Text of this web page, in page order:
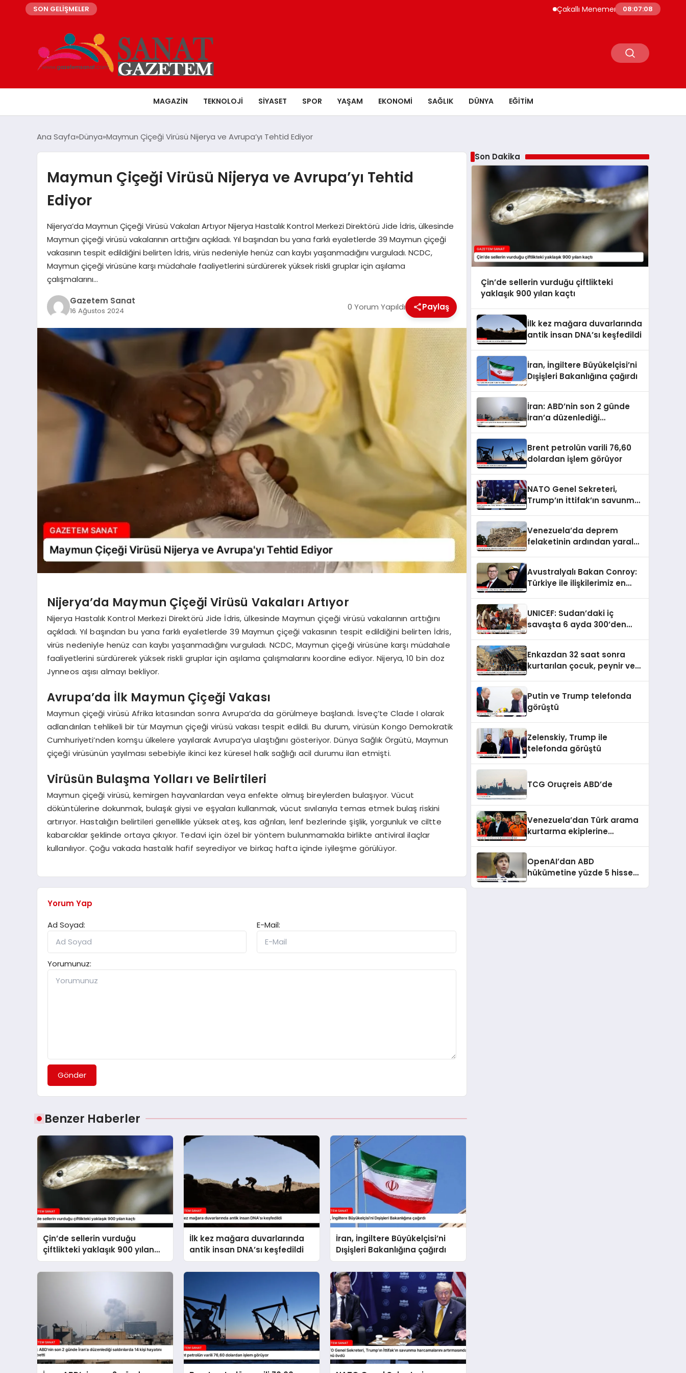
SON GELİŞMELER Çakallı Menemeni Neden Meşhur?
08:07:09
MAGAZIN TEKNOLOJI SIYASET SPOR YAŞAM EKONOMI SAĞLIK DÜNYA EĞITIM
Ana Sayfa Dünya Maymun Çiçeği Virüsü Nijerya ve Avrupa’yı Tehtid Ediyor
Maymun Çiçeği Virüsü Nijerya ve Avrupa’yı Tehtid
Ediyor
Nijerya’da Maymun Çiçeği Virüsü Vakaları Artıyor Nijerya Hastalık Kontrol Merkezi Direktörü Jide İdris, ülkesinde
Maymun çiçeği virüsü vakalarının arttığını açıkladı. Yıl başından bu yana farklı eyaletlerde 39 Maymun çiçeği
vakasının tespit edildiğini belirten İdris, virüs nedeniyle henüz can kaybı yaşanmadığını vurguladı. NCDC,
Maymun çiçeği virüsüne karşı müdahale faaliyetlerini sürdürerek yüksek riskli gruplar için aşılama
çalışmalarını…
Gazetem Sanat
16 Ağustos 2024 0 Yorum Yapıldı Paylaş
Nijerya’da Maymun Çiçeği Virüsü Vakaları Artıyor
Nijerya Hastalık Kontrol Merkezi Direktörü Jide İdris, ülkesinde Maymun çiçeği virüsü vakalarının arttığını
açıkladı. Yıl başından bu yana farklı eyaletlerde 39 Maymun çiçeği vakasının tespit edildiğini belirten İdris,
virüs nedeniyle henüz can kaybı yaşanmadığını vurguladı. NCDC, Maymun çiçeği virüsüne karşı müdahale
faaliyetlerini sürdürerek yüksek riskli gruplar için aşılama çalışmalarını koordine ediyor. Nijerya, 10 bin doz
Jynneos aşısı almayı bekliyor.
Avrupa’da İlk Maymun Çiçeği Vakası
Maymun çiçeği virüsü Afrika kıtasından sonra Avrupa’da da görülmeye başlandı. İsveç’te Clade I olarak
adlandırılan tehlikeli bir tür Maymun çiçeği virüsü vakası tespit edildi. Bu durum, virüsün Kongo Demokratik
Cumhuriyeti’nden komşu ülkelere yayılarak Avrupa’ya ulaştığını gösteriyor. Dünya Sağlık Örgütü, Maymun
çiçeği virüsünün yayılması sebebiyle ikinci kez küresel halk sağlığı acil durumu ilan etmişti.
Virüsün Bulaşma Yolları ve Belirtileri
Maymun çiçeği virüsü, kemirgen hayvanlardan veya enfekte olmuş bireylerden bulaşıyor. Vücut
döküntülerine dokunmak, bulaşık giysi ve eşyaları kullanmak, vücut sıvılarıyla temas etmek bulaş riskini
artırıyor. Hastalığın belirtileri genellikle yüksek ateş, kas ağrıları, lenf bezlerinde şişlik, yorgunluk ve ciltte
kabarcıklar şeklinde ortaya çıkıyor. Tedavi için özel bir yöntem bulunmamakla birlikte antiviral ilaçlar
kullanılıyor. Çoğu vakada hastalık hafif seyrediyor ve birkaç hafta içinde iyileşme görülüyor.
Yorum Yap
Ad Soyad:
E-Mail:
Yorumunuz:
Gönder
Benzer Haberler
Çin’de sellerin vurduğu
çiftlikteki yaklaşık 900 yılan
kaçtı
İlk kez mağara duvarlarında
antik insan DNA’sı keşfedildi
İran, İngiltere Büyükelçisi’ni
Dışişleri Bakanlığına çağırdı
Son Dakika
Çin’de sellerin vurduğu çiftlikteki
yaklaşık 900 yılan kaçtı
İlk kez mağara duvarlarında
antik insan DNA’sı keşfedildi
İran, İngiltere Büyükelçisi’ni
Dışişleri Bakanlığına çağırdı
İran: ABD’nin son 2 günde
İran’a düzenlediği
Brent petrolün varili 76,60
dolardan işlem görüyor
NATO Genel Sekreteri,
Trump’ın İttifak’ın savunma
Venezuela’da deprem
felaketinin ardından yaralar
Avustralyalı Bakan Conroy:
Türkiye ile ilişkilerimiz en
UNICEF: Sudan’daki iç
savaşta 6 ayda 300’den
Enkazdan 32 saat sonra
kurtarılan çocuk, peynir ve
Putin ve Trump telefonda
görüştü
Zelenskiy, Trump ile
telefonda görüştü
TCG Oruçreis ABD’de
Venezuela’dan Türk arama
kurtarma ekiplerine
OpenAI’dan ABD
hükümetine yüzde 5 hisse